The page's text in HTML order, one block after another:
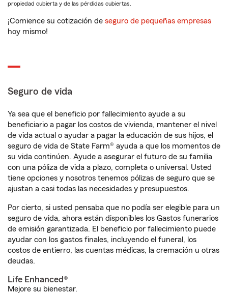
propiedad cubierta y de las pérdidas cubiertas.
¡Comience su cotización de seguro de pequeñas empresas
hoy mismo!
Seguro de vida
Ya sea que el beneficio por fallecimiento ayude a su
beneficiario a pagar los costos de vivienda, mantener el nivel
de vida actual o ayudar a pagar la educación de sus hijos, el
seguro de vida de State Farm® ayuda a que los momentos de
su vida continúen. Ayude a asegurar el futuro de su familia
con una póliza de vida a plazo, completa o universal. Usted
tiene opciones y nosotros tenemos pólizas de seguro que se
ajustan a casi todas las necesidades y presupuestos.
Por cierto, si usted pensaba que no podía ser elegible para un
seguro de vida, ahora están disponibles los Gastos funerarios
de emisión garantizada. El beneficio por fallecimiento puede
ayudar con los gastos finales, incluyendo el funeral, los
costos de entierro, las cuentas médicas, la cremación u otras
deudas.
Life Enhanced®
Mejore su bienestar.